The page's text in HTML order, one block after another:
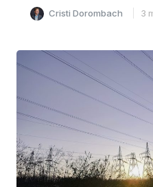
Cristi Dorombach 3